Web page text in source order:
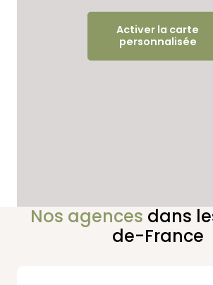
Activer la carte
personnalisée
Nos agences dans
de-France